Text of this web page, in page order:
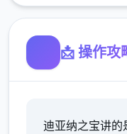
📩 操作攻
迪亚纳之宝讲的